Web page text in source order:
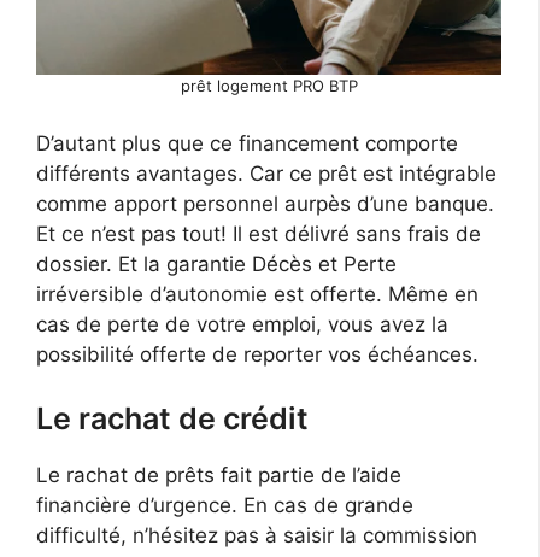
prêt logement PRO BTP
D’autant plus que ce financement comporte
différents avantages. Car ce prêt est intégrable
comme apport personnel aurpès d’une banque.
Et ce n’est pas tout! Il est délivré sans frais de
dossier. Et la garantie Décès et Perte
irréversible d’autonomie est offerte. Même en
cas de perte de votre emploi, vous avez la
possibilité offerte de reporter vos échéances.
Le rachat de crédit
Le rachat de prêts fait partie de l’aide
financière d’urgence. En cas de grande
difficulté, n’hésitez pas à saisir la commission